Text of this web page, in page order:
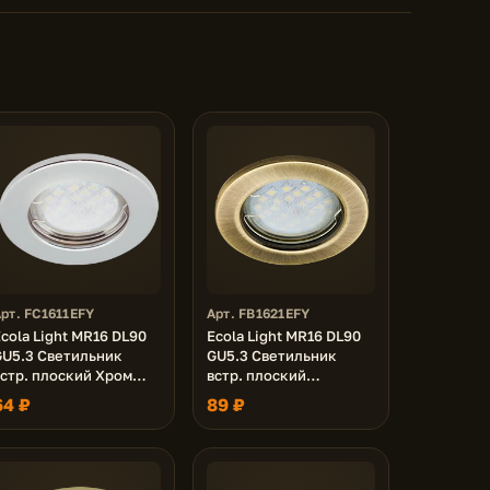
FC1611EFY
Light MR16 DL90
Светильник
плоский Хром
(кd74)
₽
Арт. FB1621EFY
Ecola Light MR16 DL90
GU5.3 Светильник
встр. плоский
Черненая Бронза
30x80 - 2pack (кd74)
89 ₽